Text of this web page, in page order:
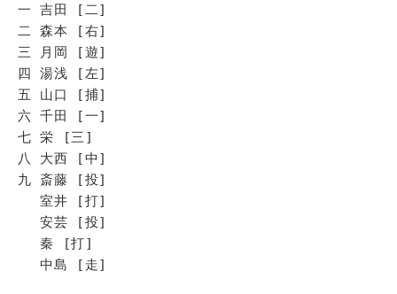
一 吉田 [二]
二 森本 [右]
三 月岡 [遊]
四 湯浅 [左]
五 山口 [捕]
六 千田 [一]
七 栄 [三]
八 大西 [中]
九 斎藤 [投]
室井 [打]
安芸 [投]
秦 [打]
中島 [走]